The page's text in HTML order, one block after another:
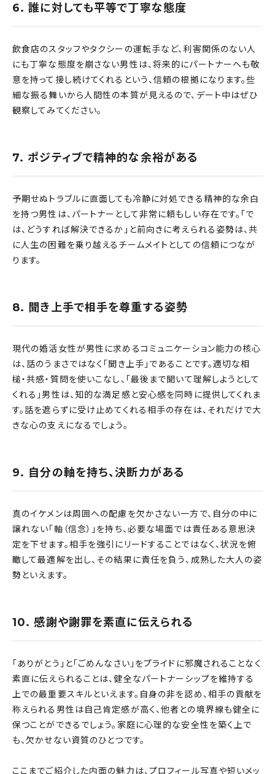
6. 誰に対しても平等で丁寧な態度
飲食店のスタッフやタクシーの運転手など、利害関係のない人
にも丁寧な態度を崩さない男性は、将来的にパートナーへも敬
意を持って接し続けてくれるという、信頼の根拠になります。些
細な振る舞いから人間性の本質が見えるので、デート中はぜひ
観察してみてください。
7. ポジティブで精神的な余裕がある
予期せぬトラブルに直面しても冷静に対処できる精神的な余白
を持つ男性は、パートナーとして非常に頼もしい存在です。「で
は、どうすれば解決できるか」と前向きに考えられる姿勢は、共
に人生の困難を乗り越えるチームメイトとしての信頼につなが
ります。
8. 聞き上手で相手を尊重する姿勢
現代の婚活女性が男性に求めるコミュニケーション能力の核心
は、話のうまさではなく「聞き上手」であることです。適切な相
槌・共感・質問を使いこなし、「最後まで聞いて理解しようとして
くれる」男性は、知的な満足感と安心感を同時に提供してくれま
す。話を遮らずに受け止めてくれる相手の存在は、それだけで大
きな心の支えになるでしょう。
9. 自分の軸を持ち、決断力がある
真のイケメンは周囲への配慮を欠かさない一方で、自分の中に
譲れない「軸（信念）」を持ち、必要な場面では責任ある意思決
定を下せます。相手を強引にリードすることではなく、状況を俯
瞰して最適解を出し、その結果に責任を負う、成熟した大人の姿
勢といえます。
10. 感謝や謝罪を素直に伝えられる
「ありがとう」と「ごめんなさい」をプライドに邪魔されることなく
素直に伝えられることは、健全なパートナーシップを維持する
上での最重要スキルといえます。自身の非を認め、相手の貢献を
称えられる男性は自己肯定感が高く、他者との境界線も健全に
保つことができるでしょう。家庭に心理的な安全性を築く上で
も、欠かせない資質のひとつです。
ここまでご紹介した内面の魅力は、プロフィール写真や短いメッ